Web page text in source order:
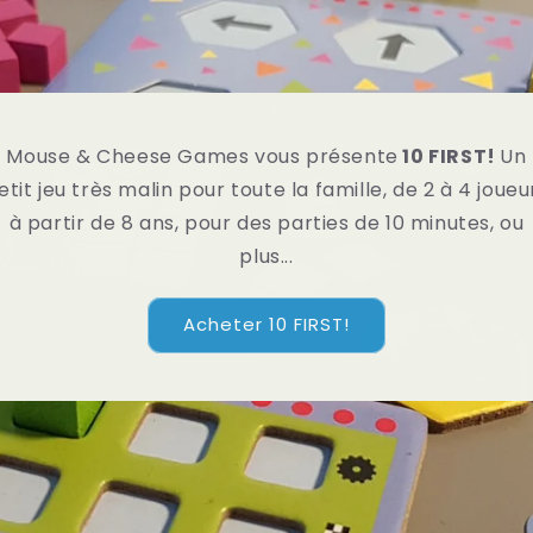
Mouse & Cheese Games vous présente 10 FIRST! Un
jeu très malin pour toute la famille, de 2 à 4
à partir de 8 ans, pour des parties de 10 minutes, ou
plus...
Acheter 10 FIRST!